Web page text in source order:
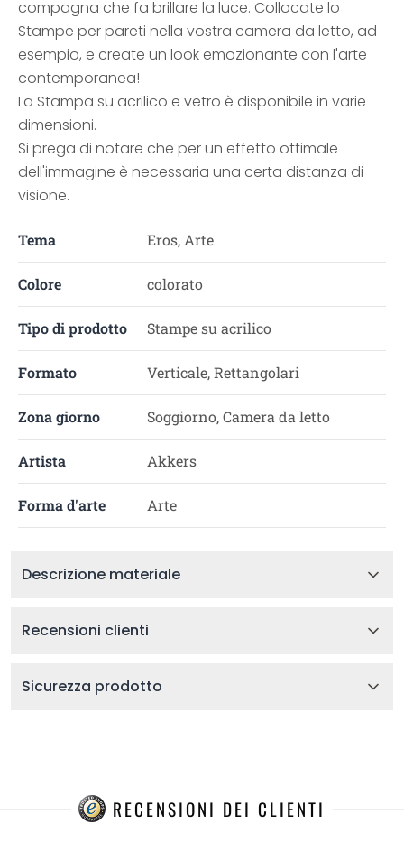
compagna che fa brillare la luce. Collocate lo
Stampe per pareti nella vostra camera da letto, ad
esempio, e create un look emozionante con l'arte
contemporanea!
La Stampa su acrilico e vetro è disponibile in varie
dimensioni.
Si prega di notare che per un effetto ottimale
dell'immagine è necessaria una certa distanza di
visione.
Tema Eros, Arte
Colore colorato
Tipo di prodotto Stampe su acrilico
Formato Verticale, Rettangolari
Zona giorno Soggiorno, Camera da letto
Artista Akkers
Forma d'arte Arte
Descrizione materiale
Recensioni clienti
Sicurezza prodotto
RECENSIONI DEI CLIENTI